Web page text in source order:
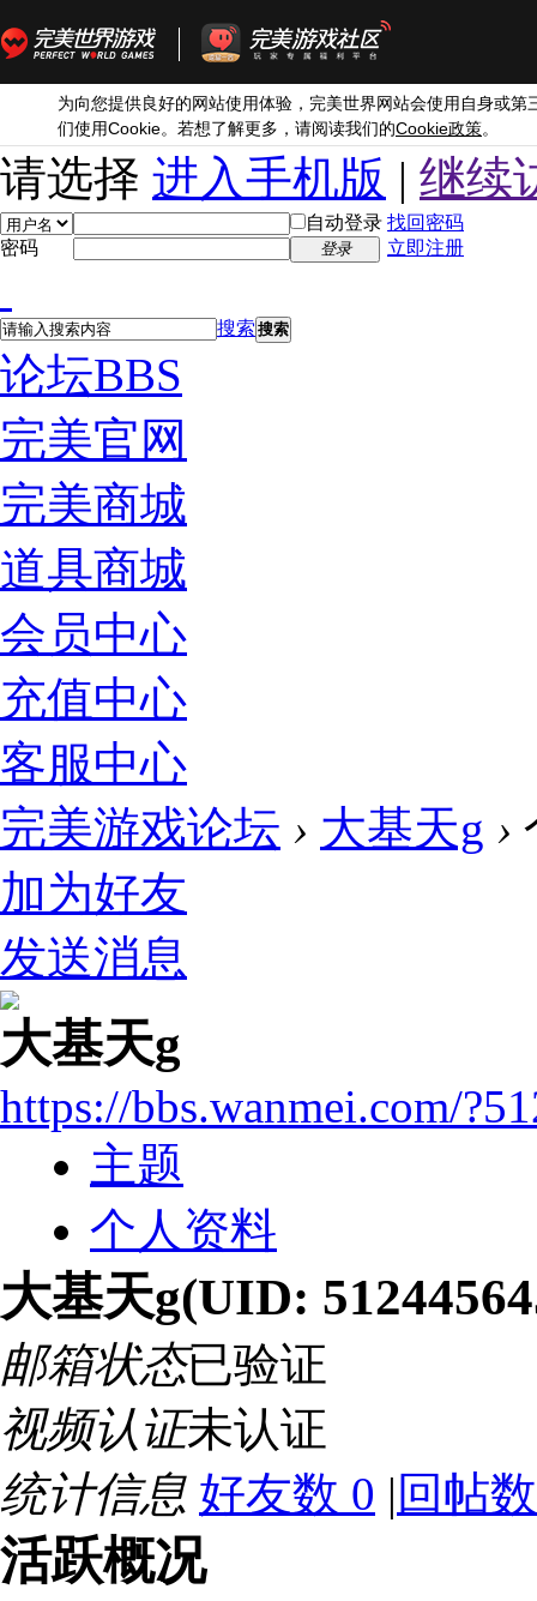
为向您提供良好的网站使用体验，完美世界网站会使用自身或第
们使用Cookie。若想了解更多，请阅读我们的Cookie政策。
请选择 进入手机版 | 继续
自动登录 找回密码
密码
登录 立即注册
搜索 搜索
论坛BBS
完美官网
完美商城
道具商城
会员中心
充值中心
客服中心
完美游戏论坛 › 大基天g ›
加为好友
发送消息
大基天g
https://bbs.wanmei.com/
主题
个人资料
大基天g(UID:
邮箱状态已验证
视频认证未认证
统计信息 好友数 0 | 回帖
活跃概况